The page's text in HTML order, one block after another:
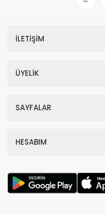
İLETİŞİM
ÜYELİK
SAYFALAR
HESABIM